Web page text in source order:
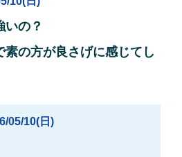
いの？
素の方が良さげに感じてし
05/10(日)